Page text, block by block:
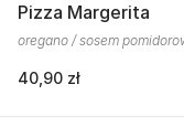
Pizza Margerita
oregano / sosem
40,90 zł